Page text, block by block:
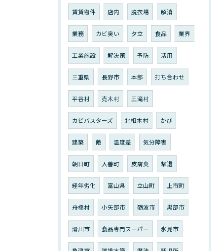
賃貸物件 店内 脱衣場 解消
業務 カビ臭い 夕立 食品 業界
工業施設 解決策 予防 活用
三重県 長野市 本部 打ち合わせ
平谷村 売木村 王滝村
カビバスターズ 北相木村 かび
建築 敵 温度差 気分障害
朝日町 入善町 皮膚炎 撃退
経年劣化 富山県 立山町 上市町
舟橋村 小矢部市 砺波市 黒部市
滑川市 食品専門スーパー 氷見市